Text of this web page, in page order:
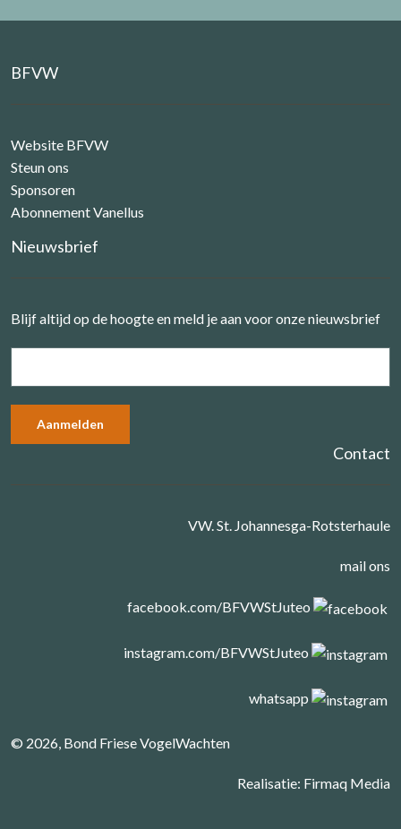
BFVW
Website BFVW
Steun ons
Sponsoren
Abonnement Vanellus
Nieuwsbrief
Blijf altijd op de hoogte en meld je aan voor onze nieuwsbrief
Contact
VW. St. Johannesga-Rotsterhaule
mail ons
facebook.com/BFVWStJuteo
instagram.com/BFVWStJuteo
whatsapp
© 2026, Bond Friese VogelWachten
Realisatie: Firmaq Media